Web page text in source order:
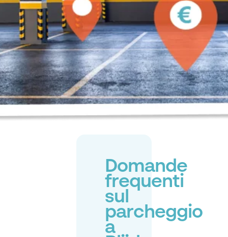
Domande
frequenti
sul
parcheggio
a